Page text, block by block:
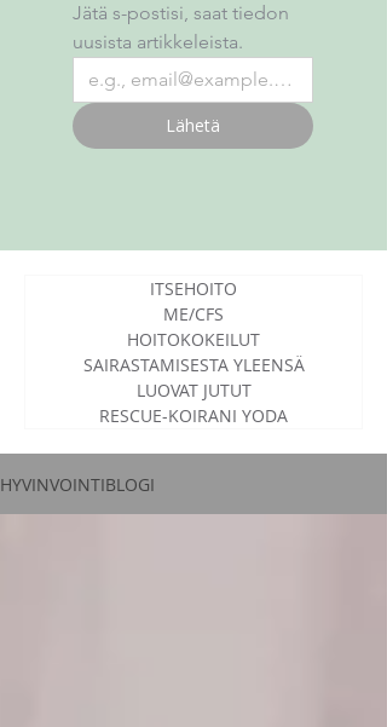
Jätä s-postisi, saat tiedon
uusista artikkeleista.
Lähetä
ITSEHOITO
ME/CFS
HOITOKOKEILUT
SAIRASTAMISESTA YLEENSÄ
LUOVAT JUTUT
RESCUE-KOIRANI YODA
HYVINVOINTIBLOGI